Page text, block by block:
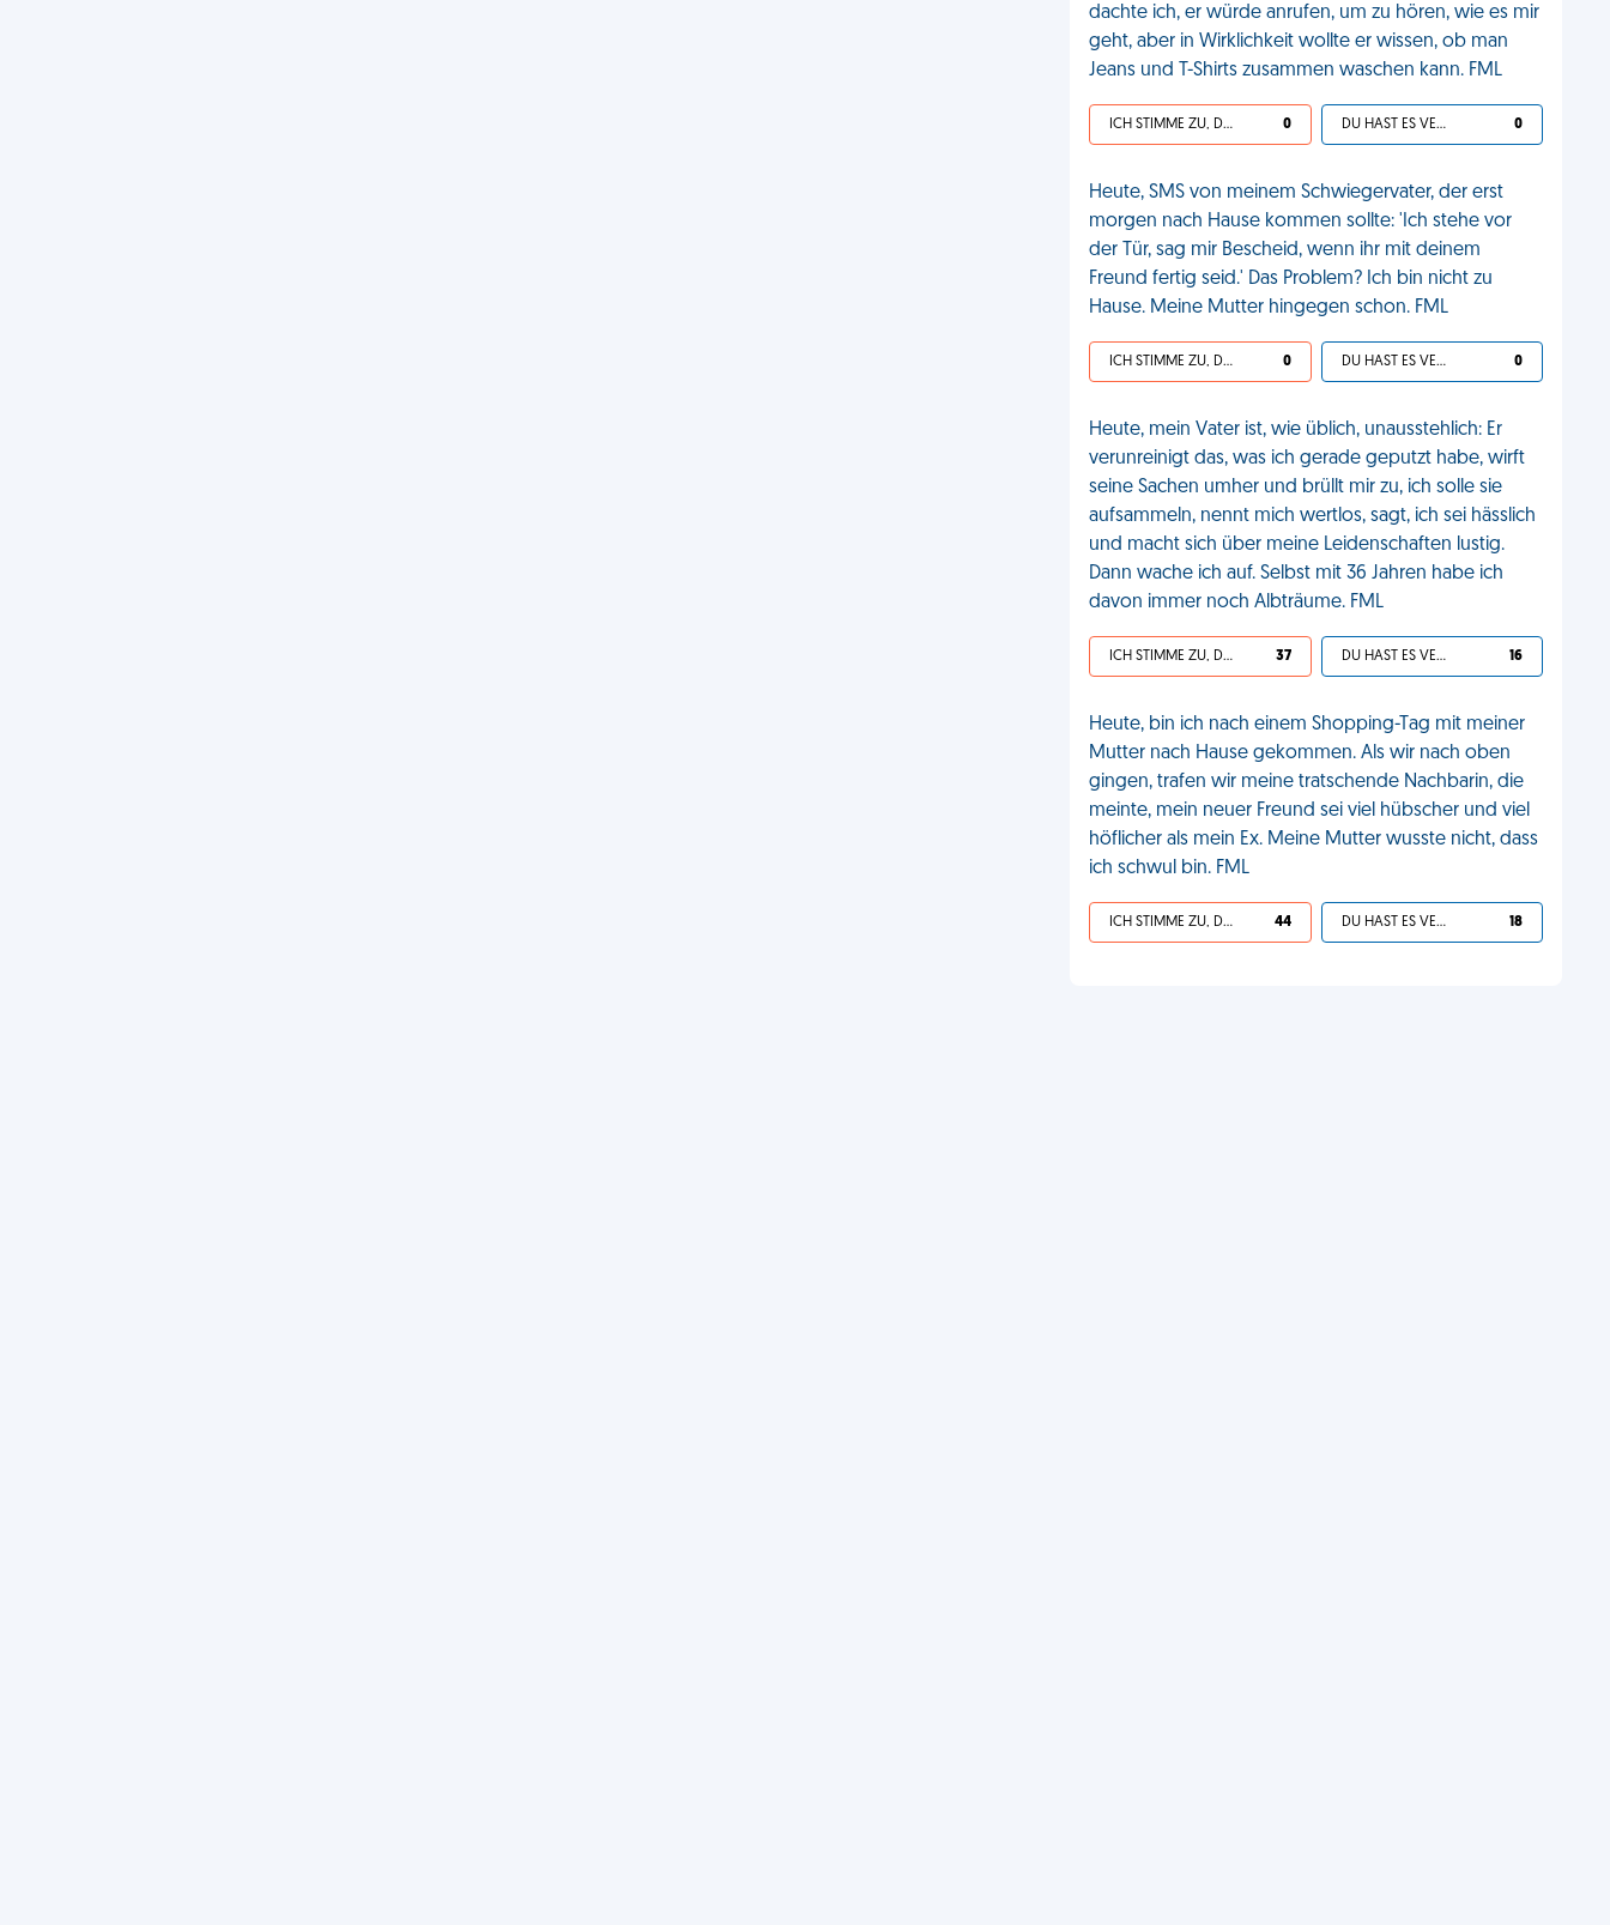
dachte ich, er würde anrufen, um zu hören, wie es mir
geht, aber in Wirklichkeit wollte er wissen, ob man
Jeans und T-Shirts zusammen waschen kann. FML
ICH STIMME ZU, DEIN LEBEN IST SCHEISSE 0 DU HAST ES VERDIENT 0
Heute, SMS von meinem Schwiegervater, der erst
morgen nach Hause kommen sollte: 'Ich stehe vor
der Tür, sag mir Bescheid, wenn ihr mit deinem
Freund fertig seid.' Das Problem? Ich bin nicht zu
Hause. Meine Mutter hingegen schon. FML
ICH STIMME ZU, DEIN LEBEN IST SCHEISSE 0 DU HAST ES VERDIENT 0
Heute, mein Vater ist, wie üblich, unausstehlich: Er
verunreinigt das, was ich gerade geputzt habe, wirft
seine Sachen umher und brüllt mir zu, ich solle sie
aufsammeln, nennt mich wertlos, sagt, ich sei hässlich
und macht sich über meine Leidenschaften lustig.
Dann wache ich auf. Selbst mit 36 Jahren habe ich
davon immer noch Albträume. FML
ICH STIMME ZU, DEIN LEBEN IST SCHEISSE 37 DU HAST ES VERDIENT 16
Heute, bin ich nach einem Shopping-Tag mit meiner
Mutter nach Hause gekommen. Als wir nach oben
gingen, trafen wir meine tratschende Nachbarin, die
meinte, mein neuer Freund sei viel hübscher und viel
höflicher als mein Ex. Meine Mutter wusste nicht, dass
ich schwul bin. FML
ICH STIMME ZU, DEIN LEBEN IST SCHEISSE 44 DU HAST ES VERDIENT 18